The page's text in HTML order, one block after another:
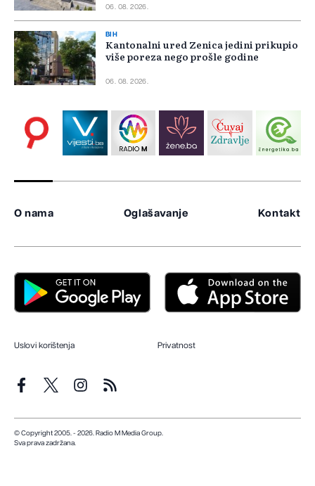
06. 08. 2026.
BIH
Kantonalni ured Zenica jedini prikupio
više poreza nego prošle godine
06. 08. 2026.
O nama Oglašavanje Kontakt
Uslovi korištenja Privatnost
© Copyright 2005. - 2026. Radio M Media Group.
Sva prava zadržana.